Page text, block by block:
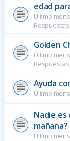
edad
Último
Respuestas:
Golden
Último
Respuestas:
Ayuda
Último
Nadie es
mañana?
Último